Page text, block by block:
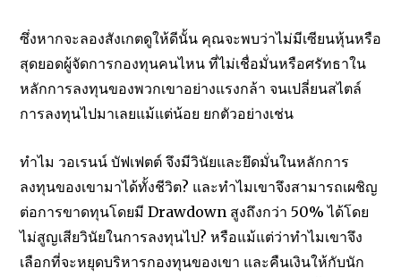
ซึ่งหากจะลองสังเกตดูให้ดีนั้น คุณจะพบว่าไม่มีเซียนหุ้นหรือ
สุดยอดผู้จัดการกองทุนคนไหน ที่ไม่เชื่อมั่นหรือศรัทธาใน
หลักการลงทุนของพวกเขาอย่างแรงกล้า จนเปลี่ยนสไตล์
การลงทุนไปมาเลยแม้แต่น้อย ยกตัวอย่างเช่น
ทำไม วอเรนน์ บัฟเฟตต์ จึงมีวินัยและยึดมั่นในหลักการ
ลงทุนของเขามาได้ทั้งชีวิต? และทำไมเขาจึงสามารถเผชิญ
ต่อการขาดทุนโดยมี Drawdown สูงถึงกว่า 50% ได้โดย
ไม่สูญเสียวินัยในการลงทุนไป? หรือแม้แต่ว่าทำไมเขาจึง
เลือกที่จะหยุดบริหารกองทุนของเขา และคืนเงินให้กับนัก